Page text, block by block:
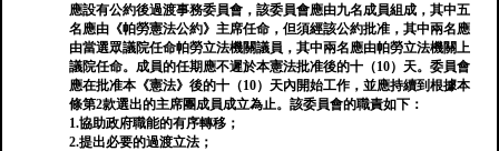
應設有公約後過渡事務委員會，該委員會應由九名成員組成，其中五
名應由《帕勞憲法公約》主席任命，但須經該公約批准，其中兩名應
由當選眾議院任命帕勞立法機關議員，其中兩名應由帕勞立法機關上
議院任命。成員的任期應不遲於本憲法批准後的十（10）天。委員會
應在批准本《憲法》後的十（10）天內開始工作，並應持續到根據本
條第2款選出的主席團成員成立為止。該委員會的職責如下：
1.協助政府職能的有序轉移；
2.提出必要的過渡立法；